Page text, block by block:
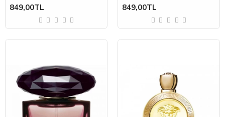
849,00TL 849,00TL